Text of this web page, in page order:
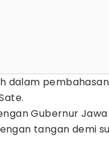
dalam
Gubernur
tangan demi